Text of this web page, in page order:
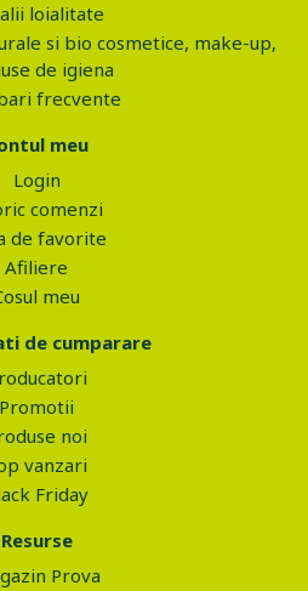
loialitate
si bio cosmetice, make-up,
de igiena
frecvente
meu
Login
comenzi
de favorite
Afiliere
meu
de cumparare
Promotii
noi
vanzari
Friday
Resurse
Prova